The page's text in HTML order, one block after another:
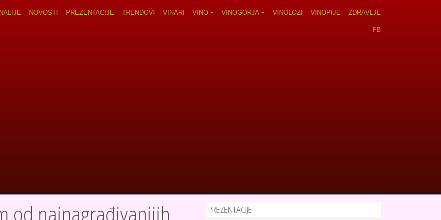
navigation
NOVOSTI PREZENTACIJE TRENDOVI VINARI VINO VINOGORJA VINOLOZI VINOPIJE ZDRAVLJE
FB
od najnagrađivanijih PREZENTACIJE